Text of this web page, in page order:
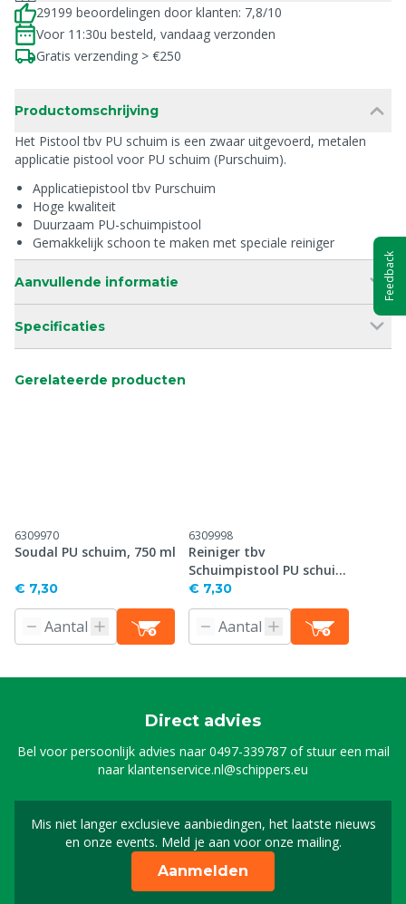
29199 beoordelingen door klanten: 7,8/10
Voor 11:30u besteld, vandaag verzonden
Gratis verzending > €250
Productomschrijving
Het Pistool tbv PU schuim is een zwaar uitgevoerd, metalen
applicatie pistool voor PU schuim (Purschuim).
Applicatiepistool tbv Purschuim
Hoge kwaliteit
Duurzaam PU-schuimpistool
Gemakkelijk schoon te maken met speciale reiniger
Aanvullende informatie
Specificaties
Gerelateerde producten
6309970
Soudal PU schuim, 750 ml
€ 7,30
6309998
Reiniger tbv
Schuimpistool PU schuim,
500 ml
€ 7,30
Direct advies
Bel voor persoonlijk advies naar0497-339787of stuur een mail
naarklantenservice.nl@schippers.eu
Mis niet langer exclusieve aanbiedingen, het laatste nieuws
en onze events. Meld je aan voor onze mailing.
Schrijf je in voor onze
Aanmelden
Feedback